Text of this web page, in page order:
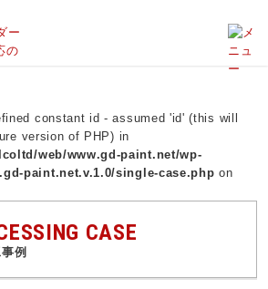
constant id - assumed 'id' (this will
version of PHP) in
web/www.gd-paint.net/wp-
paint.net.v.1.0/single-case.php on
CASE
例